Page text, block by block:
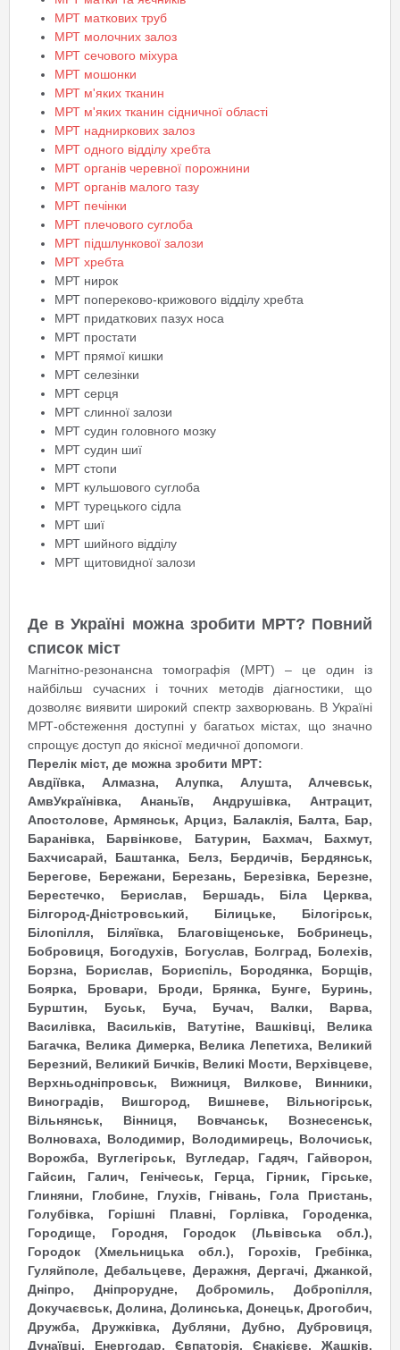
МРТ маткових труб
МРТ молочних залоз
МРТ сечового міхура
МРТ мошонки
МРТ м'яких тканин
МРТ м'яких тканин сідничної області
МРТ надниркових залоз
МРТ одного відділу хребта
МРТ органів черевної порожнини
МРТ органів малого тазу
МРТ печінки
МРТ плечового суглоба
МРТ підшлункової залози
МРТ хребта
МРТ нирок
МРТ попереково-крижового відділу хребта
МРТ придаткових пазух носа
МРТ простати
МРТ прямої кишки
МРТ селезінки
МРТ серця
МРТ слинної залози
МРТ судин головного мозку
МРТ судин шиї
МРТ стопи
МРТ кульшового суглоба
МРТ турецького сідла
МРТ шиї
МРТ шийного відділу
МРТ щитовидної залози
Де в Україні можна зробити МРТ? Повний
список міст
Магнітно-резонансна томографія (МРТ) – це один із
найбільш сучасних і точних методів діагностики, що
дозволяє виявити широкий спектр захворювань. В Україні
МРТ-обстеження доступні у багатьох містах, що значно
спрощує доступ до якісної медичної допомоги.
Перелік міст, де можна зробити МРТ:
Авдіївка, Алмазна, Алупка, Алушта, Алчевськ,
АмвУкраїнівка, Ананьїв, Андрушівка, Антрацит,
Апостолове, Армянськ, Арциз, Балаклія, Балта, Бар,
Баранівка, Барвінкове, Батурин, Бахмач, Бахмут,
Бахчисарай, Баштанка, Белз, Бердичів, Бердянськ,
Берегове, Бережани, Березань, Березівка, Березне,
Берестечко, Берислав, Бершадь, Біла Церква,
Білгород-Дністровський, Білицьке, Білогірськ,
Білопілля, Біляївка, Благовіщенське, Бобринець,
Бобровиця, Богодухів, Богуслав, Болград, Болехів,
Борзна, Борислав, Бориспіль, Бородянка, Борщів,
Боярка, Бровари, Броди, Брянка, Бунге, Буринь,
Бурштин, Буськ, Буча, Бучач, Валки, Варва,
Василівка, Васильків, Ватутіне, Вашківці, Велика
Багачка, Велика Димерка, Велика Лепетиха, Великий
Березний, Великий Бичків, Великі Мости, Верхівцеве,
Верхньодніпровськ, Вижниця, Вилкове, Винники,
Виноградів, Вишгород, Вишневе, Вільногірськ,
Вільнянськ, Вінниця, Вовчанськ, Вознесенськ,
Волноваха, Володимир, Володимирець, Волочиськ,
Ворожба, Вуглегірськ, Вугледар, Гадяч, Гайворон,
Гайсин, Галич, Генічеськ, Герца, Гірник, Гірське,
Глиняни, Глобине, Глухів, Гнівань, Гола Пристань,
Голубівка, Горішні Плавні, Горлівка, Городенка,
Городище, Городня, Городок (Львівська обл.),
Городок (Хмельницька обл.), Горохів, Гребінка,
Гуляйполе, Дебальцеве, Деражня, Дергачі, Джанкой,
Дніпро, Дніпрорудне, Добромиль, Добропілля,
Докучаєвськ, Долина, Долинська, Донецьк, Дрогобич,
Дружба, Дружківка, Дубляни, Дубно, Дубровиця,
Дунаївці, Енергодар, Євпаторія, Єнакієве, Жашків,